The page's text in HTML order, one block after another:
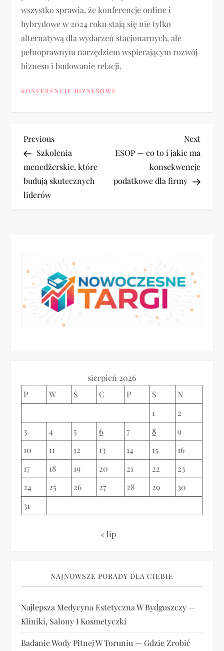
wszystko sprawia, że konferencje online i
hybrydowe w 2024 roku stają się nie tylko
alternatywą dla wydarzeń stacjonarnych, ale
pełnoprawnym narzędziem wspierającym rozwój
biznesu i budowanie relacji.
KONFERENCJE BIZNESOWE
N
a
w
j
i
s
u
Previous
Post
Previous
Szkolenia
menedżerskie, które
budują skutecznych
liderów
Next
Post
Next
ESOP — co to i jakie ma
konsekwencje
podatkowe dla firmy
sierpień 2026
P
W Ś C P S
N
1
2
3
4 5 6 7 8
9
10
11 12 13 14 15
16
17
18 19 20 21 22
23
24
25 26 27 28 29
30
31
« lip
NAJNOWSZE PORADY DLA CIEBIE
Najlepsza Medycyna Estetyczna W Bydgoszczy —
Kliniki, Salony I Kosmetyczki
Badanie Wody Pitnej W Toruniu — Gdzie Zrobić